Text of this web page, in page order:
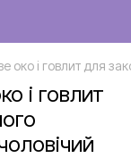
око і говлит для
і говлит